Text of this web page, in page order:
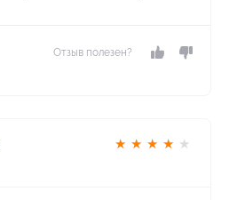
Отзыв полезен?
★ ★ ★ ★ ★